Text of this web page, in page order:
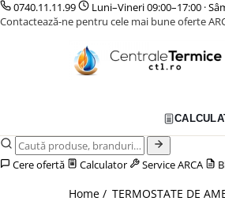
Toate Produsele
GAZ CONVENTIONALE
CAZANE COMBUSTIBIL SOLID
0740.11.11.99
Luni–Vineri 09:00–17:00 ·
Contactează-ne pentru cele mai bune oferte
Cere ofertă Calculator Service ARCA
Home / TERMOSTATE DE